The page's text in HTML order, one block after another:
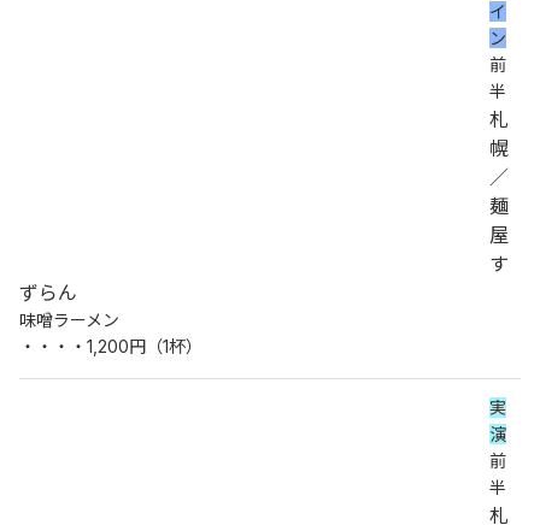
イ
ン
前
半
札
幌
／
麺
屋
す
ずらん
味噌ラーメン
・・・・1,200円（1杯）
実
演
前
半
札